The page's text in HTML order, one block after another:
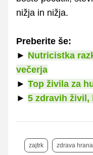
nižja in nižja.
Preberite še:
► Nutricistka
večerja
► Top živila za
► 5 zdravih živil,
zajtrk zdrava hrana